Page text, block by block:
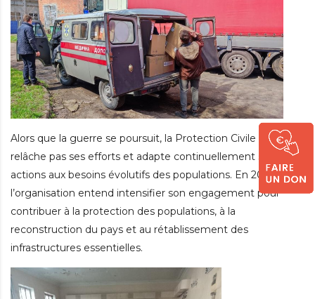
Alors que la guerre se poursuit, la Protection Civile ne
relâche pas ses efforts et adapte continuellement ses
actions aux besoins évolutifs des populations. En 2025,
l’organisation entend intensifier son engagement pour
contribuer à la protection des populations, à la
reconstruction du pays et au rétablissement des
infrastructures essentielles.